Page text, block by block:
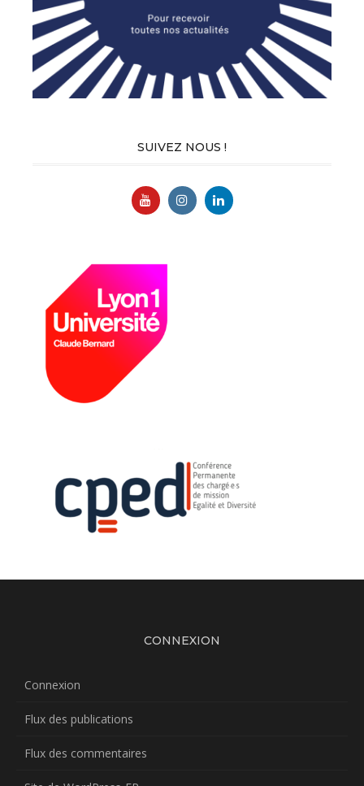
SUIVEZ NOUS !
CONNEXION
Connexion
Flux des publications
Flux des commentaires